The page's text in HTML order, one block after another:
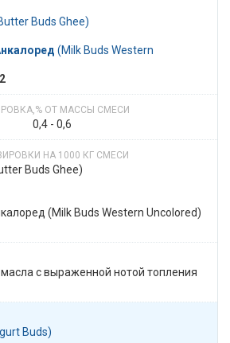
Buds Ghee)
​​ (Milk Buds Western
0,4 - 0,6
Buds Ghee)
(Milk Buds Western Uncolored)
c выраженной нотой топления
Buds)